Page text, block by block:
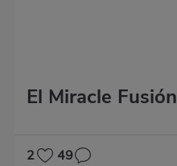
El Miracle Fusión
2 49